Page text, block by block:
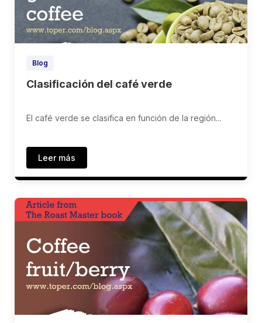
Blog
Clasificación del café verde
El café verde se clasifica en función de la región...
Leer más